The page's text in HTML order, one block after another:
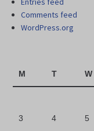
Comments feed
WordPress.org
M
T W
3
4 5